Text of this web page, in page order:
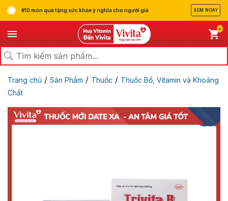
#10 món quà tặng sức khỏe ý nghĩa cho người già XEM NGAY
0
Trang chủ / Sản Phẩm / Thuốc / Thuốc Bổ, Vitamin và Khoáng
Chất